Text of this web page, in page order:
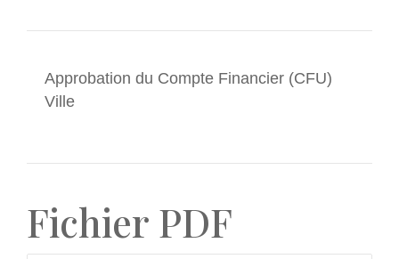
Approbation du Compte Financier (CFU)
Ville
Fichier PDF